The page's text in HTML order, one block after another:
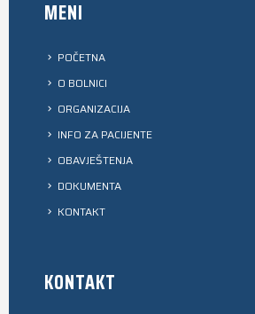
MENI
POČETNA
O BOLNICI
ORGANIZACIJA
INFO ZA PACIJENTE
OBAVJEŠTENJA
DOKUMENTA
KONTAKT
KONTAKT